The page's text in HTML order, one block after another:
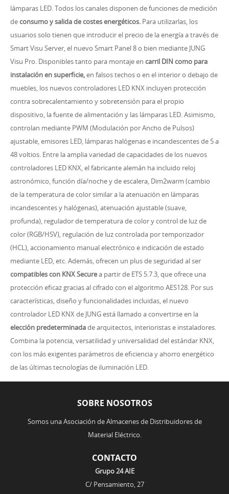
lámparas LED. Todos los canales disponen de funciones de medición
deconsumo y salida de costes energéticos. Para utilizarlas, los
usuarios solo tienen que introducir el precio de la energía a través de
Smart Visu Server, el nuevo Smart Panel 8 o bien mediante JUNG
Visu Pro. Disponibles tanto para montaje en carril DIN como para
instalación en superficie,en falsos techos o en el interior o debajo de
muebles, los nuevos controladores LED KNX incluyen protección
contra sobrecalentamiento y sobretensión para el propio
dispositivo, la fuente de alimentación y las lámparas LED. Asimismo,
controlan mediante PWM (Modulación por Ancho de Pulsos)
ajustable, emisores LED, lámparas halógenas e incandescentes de 5 a
48 voltios. Entre la amplia variedad de capacidades de los nuevos
controladores LED KNX, el fabricante alemán ha incluido reloj
astronómico, función día/noche y de escalera, Dim2warm (cambio
de la temperatura de color similar a la atenuación en lámparas
incandescentes y halógenas), atenuación ajustable (suave,
profunda), regulador de temperatura de color y control de luz de
color (RGB/HSV), regulación de luz controlada por temporizador
(HCL), accionamiento manual electrónico e indicación de estado
mediante LED, etc. Además, ofrecen un plus de seguridad al ser
compatibles con KNX Securea partir de ETS 5.7.3, que ofrece una
protección eficaz gracias al cifrado con el algoritmo AES128. Por sus
características, diseño y funcionalidades incluidas, el nuevo
controlador LED KNX de JUNG está llamado a convertirse en la
elección predeterminadade arquitectos, interioristas e instaladores.
Combina la potencia, versatilidad y universalidad del estándar KNX,
con los más exigentes parámetros de eficiencia y ahorro energético
de las últimas tecnologías de iluminación LED.
SOBRE NOSOTROS
Somos una Asociación de Almacenes de Distribuidores de
Material Eléctrico.
CONTACTO
Grupo 24 AIE
C/ Pensamiento, 27